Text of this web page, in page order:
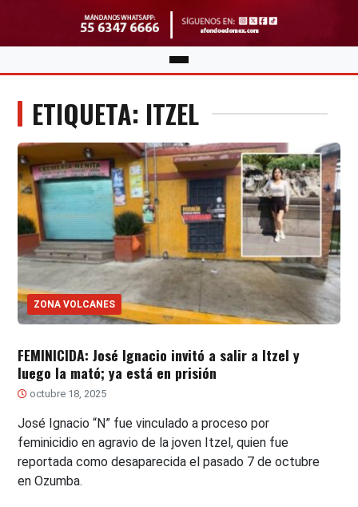
ETIQUETA: ITZEL
ZONA VOLCANES
FEMINICIDA: José Ignacio invitó a salir a Itzel y
luego la mató; ya está en prisión
octubre 18, 2025
José Ignacio “N” fue vinculado a proceso por
feminicidio en agravio de la joven Itzel, quien fue
reportada como desaparecida el pasado 7 de octubre
en Ozumba.